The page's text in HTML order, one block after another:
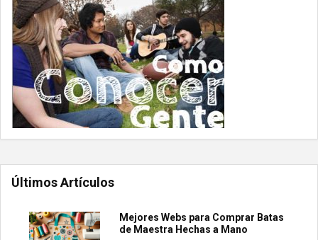
Últimos Artículos
Mejores Webs para Comprar Batas
de Maestra Hechas a Mano